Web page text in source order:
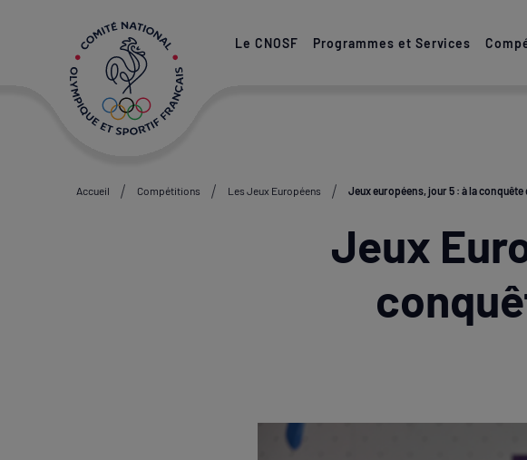
Le CNOSF Programmes et Services
Accueil Compétitions Les Jeux Européens Jeux européens, jour 5 : à la
Jeux